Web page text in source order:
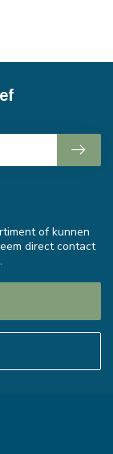
of kunnen
direct contact